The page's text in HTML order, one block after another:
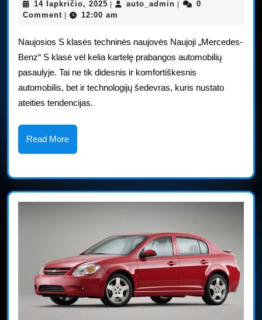
S“
klasė
nustato
naują
prabangių
14 lapkričio, 2025 14
lapkričio,
| auto_admin auto_admin
|
0
Comment | 12:00 am
Naujosios S klasės techninės naujovės Naujoji „Mercedes-
Benz“ S klasė vėl kelia kartelę prabangos automobilių
pasaulyje. Tai ne tik didesnis ir komfortiškesnis
automobilis, bet ir technologijų šedevras, kuris nustato
ateities tendencijas.
Read MoreRead
More